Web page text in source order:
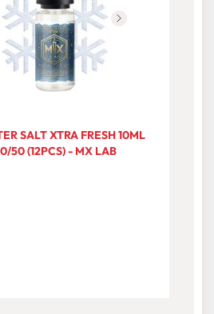
SALT XTRA FRESH 10ML
50 (12PCS) - MX LAB